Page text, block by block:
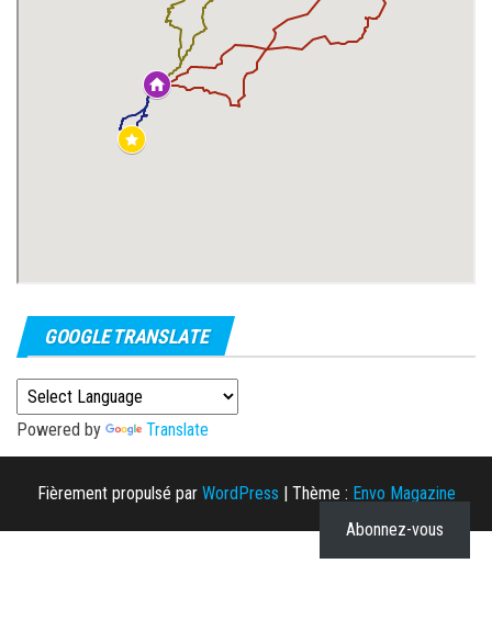
GOOGLE TRANSLATE
Powered by Translate
Fièrement propulsé par WordPress | Thème : Envo Magazine
Abonnez-vous